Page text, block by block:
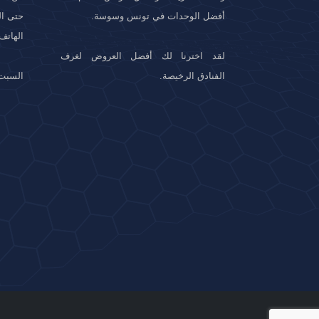
أفضل الوحدات في تونس وسوسة.
لقد اخترنا لك أفضل العروض لغرف
الفنادق الرخيصة.
حتى
الهاتف. :